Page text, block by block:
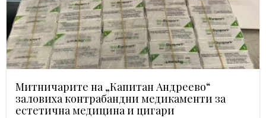
Митничарите на „Капитан Андреево“
заловиха контрабандни медикаменти за
естетична медицина и цигари